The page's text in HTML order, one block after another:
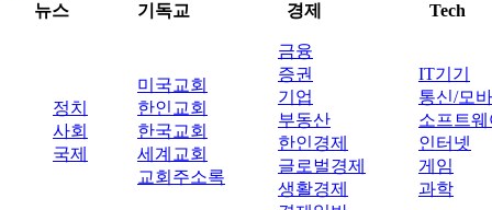
뉴스
기독교 경제 Tech
정치
사회
국제
미국교회
한인교회
한국교회
세계교회
교회주소록
금융
증권
기업
부동산
한인경제
글로벌경제
생활경제
IT기기
통신/모
소프트웨
인터넷
게임
과학